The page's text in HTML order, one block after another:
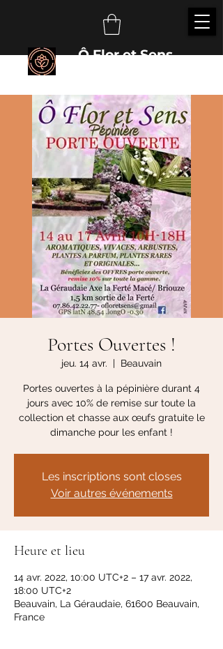
Ô Flor et Sens
Portes Ouvertes !
jeu. 14 avr.
  |
Beauvain
Portes ouvertes à la pépinière durant 4
jours avec 10% de remise sur toute la
collection et chasse aux œufs gratuite le
dimanche pour les enfant !
Les inscriptions sont closes
Voir autres événements
Heure et lieu
14 avr. 2022, 10:00 UTC+2 – 17 avr. 2022,
18:00 UTC+2
Beauvain, La Géraudaie, 61600 Beauvain,
France